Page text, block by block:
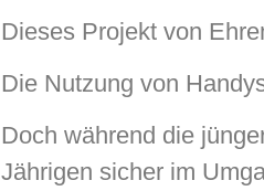
Dieses Projekt von
Die Nutzung von
Doch während die
Jährigen sicher im